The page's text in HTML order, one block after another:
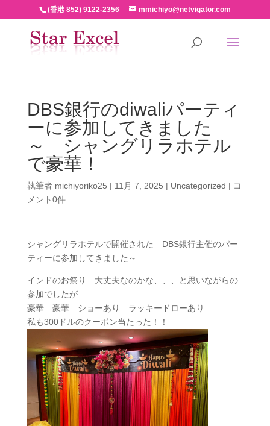
(香港 852) 9122-2356 mmichiyo@netvigator.com
DBS銀行のdiwaliパーティ
ーに参加してきました
～ シャングリラホテル
で豪華！
執筆者 michiyoriko25 | 11月 7, 2025 | Uncategorized | コ
メント0件
シャングリラホテルで開催された DBS銀行主催のパー
ティーに参加してきました～
インドのお祭り 大丈夫なのかな、、、と思いながらの
参加でしたが
豪華 豪華 ショーあり ラッキードローあり
私も300ドルのクーポン当たった！！